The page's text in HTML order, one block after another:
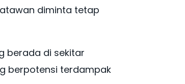
diminta tetap
berada di sekitar
berpotensi terdampak